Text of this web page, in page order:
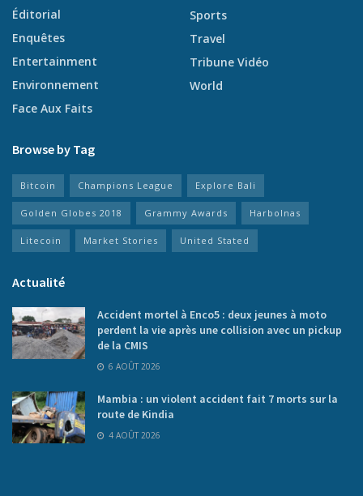
Éditorial
Enquêtes
Entertainment
Environnement
Face Aux Faits
Sports
Travel
Tribune Vidéo
World
Browse by Tag
Bitcoin Champions League Explore Bali
Golden Globes 2018 Grammy Awards Harbolnas
Litecoin Market Stories United Stated
Actualité
Accident mortel à Enco5 : deux jeunes à moto
perdent la vie après une collision avec un pickup
de la CMIS
6 AOÛT 2026
Mambia : un violent accident fait 7 morts sur la
route de Kindia
4 AOÛT 2026